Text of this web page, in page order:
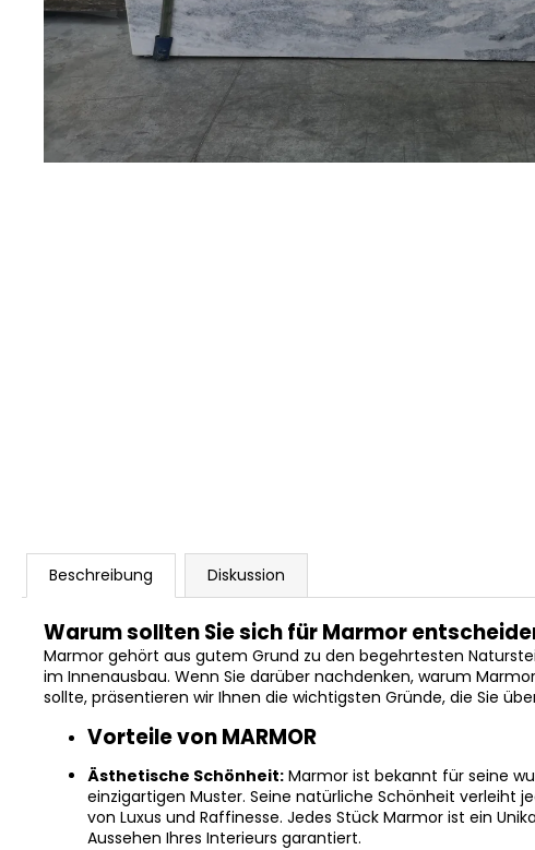
Beschreibung Diskussion
Warum sollten Sie sich für Marmor
Marmor gehört aus gutem Grund zu den begehrtesten
im Innenausbau. Wenn Sie darüber nachdenken, warum
sollte, präsentieren wir Ihnen die wichtigsten Gründe, die Sie
Vorteile von MARMOR
Ästhetische Schönheit: Marmor ist bekannt für seine
einzigartigen Muster. Seine natürliche Schönheit verleiht
von Luxus und Raffinesse. Jedes Stück Marmor ist ein
Aussehen Ihres Interieurs garantiert.